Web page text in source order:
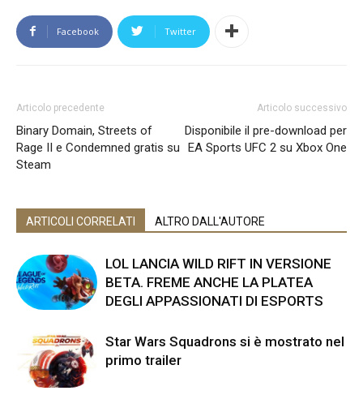
Facebook Twitter
Articolo precedente
Binary Domain, Streets of
Rage II e Condemned gratis su
Steam
Articolo successivo
Disponibile il pre-download per
EA Sports UFC 2 su Xbox One
ARTICOLI CORRELATI ALTRO DALL'AUTORE
LOL LANCIA WILD RIFT IN VERSIONE
BETA. FREME ANCHE LA PLATEA
DEGLI APPASSIONATI DI ESPORTS
Star Wars Squadrons si è mostrato nel
primo trailer